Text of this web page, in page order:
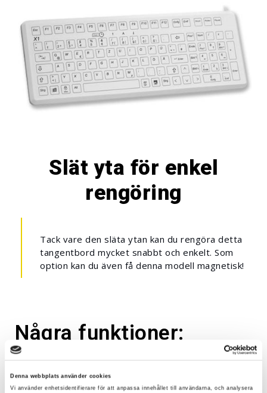
Denna webbplats använder cookies
Vi använder enhetsidentifierare för att anpassa innehållet till användarna, och analysera
Slät yta för enkel
rengöring
Tack vare den släta ytan kan du rengöra detta
tangentbord mycket snabbt och enkelt. Som
option kan du även få denna modell magnetisk!
Några funktioner:
Låsfunktion av knapparna vid rengöring
Tvättbart